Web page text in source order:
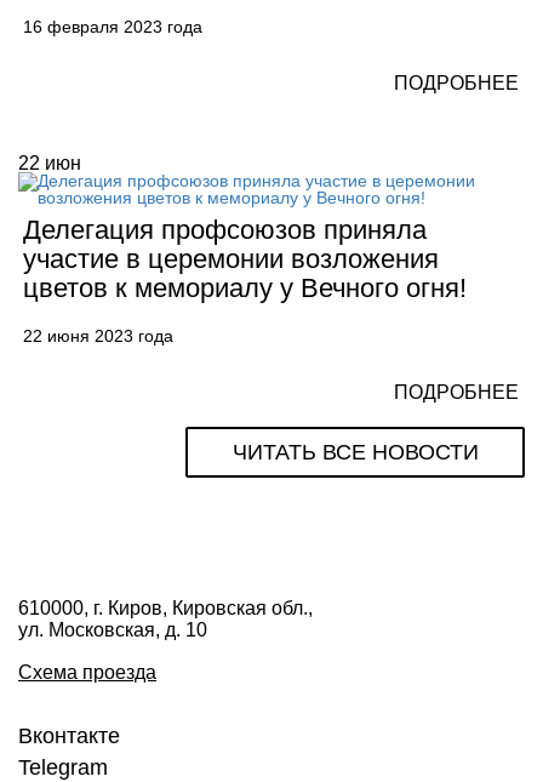
16 февраля 2023 года
ПОДРОБНЕЕ
22 июн
Делегация профсоюзов приняла
участие в церемонии возложения
цветов к мемориалу у Вечного огня!
22 июня 2023 года
ПОДРОБНЕЕ
ЧИТАТЬ ВСЕ НОВОСТИ
610000, г. Киров, Кировская обл.,
ул. Московская, д. 10
Схема проезда
Вконтакте
Telegram